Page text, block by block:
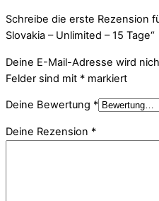
Schreibe die erste Rezension
Slovakia – Unlimited – 15 Tage“
Deine E-Mail-Adresse wird
Felder sind mit * markiert
Deine Bewertung *
Deine Rezension *